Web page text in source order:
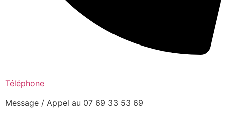
Téléphone
Message / Appel au 07 69 33 53 69